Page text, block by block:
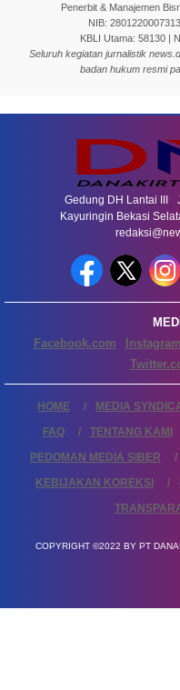
Penerbit & Manajemen
NIB:
KBLI Utama: 58130 |
Seluruh kegiatan jurnalistik
badan hukum resmi
Gedung DH Lantai III
Kayuringin Bekasi
Facebook.com
HOME MEDIA
FAQ
TENTANG KAMI
PEDOMAN MEDIA SIBER
KEBIJAKAN KOREKSI
COPYRIGHT ©2022 BY PT